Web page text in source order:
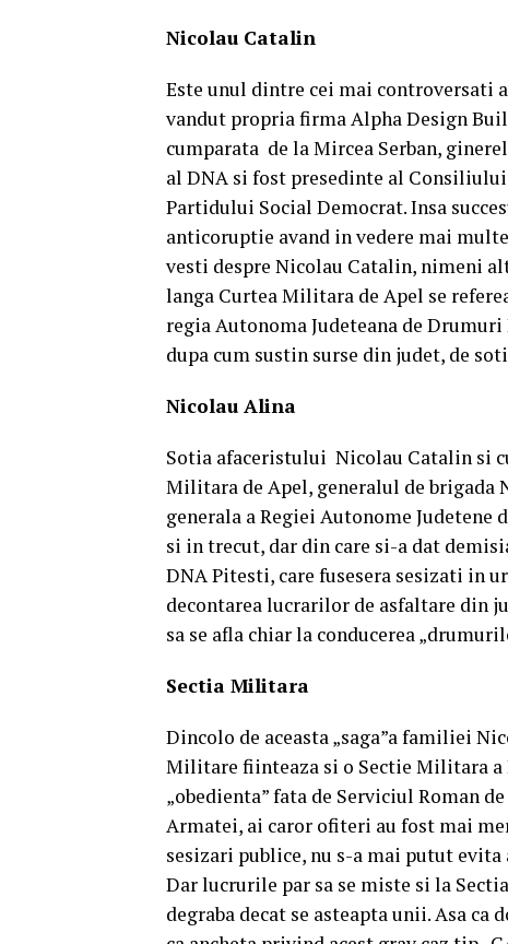
Nicolau Catalin
Este unul dintre cei mai controversati
vandut propria firma Alpha Design
cumparata de la Mircea Serban,
al DNA si fost presedinte al
Partidului Social Democrat. Insa
anticoruptie avand in vedere mai
vesti despre Nicolau Catalin, nimeni
langa Curtea Militara de Apel se
regia Autonoma Judeteana de
dupa cum sustin surse din judet, de
Nicolau Alina
Sotia afaceristului Nicolau Catalin si
Militara de Apel, generalul de brigada
generala a Regiei Autonome Judetene
si in trecut, dar din care si-a dat
DNA Pitesti, care fusesera sesizati in
decontarea lucrarilor de asfaltare din
sa se afla chiar la conducerea
Sectia Militara
Dincolo de aceasta „saga”a familiei
Militare fiinteaza si o Sectie Militara a
„obedienta” fata de Serviciul Roman
Armatei, ai caror ofiteri au fost mai
sesizari publice, nu s-a mai putut evita
Dar lucrurile par sa se miste si la
degraba decat se asteapta unii. Asa ca